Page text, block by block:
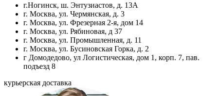
г.Ногинск, ш. Энтузиастов, д. 13А
г. Москва, ул. Чермянская, д. 3
г. Москва, ул. Фрезерная 2-я, дом 14
г. Москва, ул. Рябиновая, д 37
г. Москва, ул. Промышленная, д. 11
г. Москва, ул. Бусиновская Горка, д. 2
г Домодедово, ул Логистическая, дом 1, корп. 7, пав.
подъезд 8
курьерская доставка